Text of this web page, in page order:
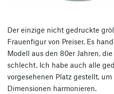
Der einzige nicht gedruckte
Frauenfigur von Preiser. Es
Modell aus den 80er Jahren,
schlecht. Ich habe auch alle
vorgesehenen Platz gestellt,
Dimensionen harmonieren.